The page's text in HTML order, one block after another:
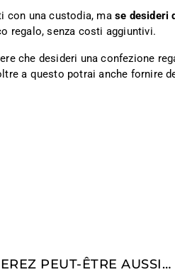
con una custodia, ma se desideri
regalo, senza costi aggiuntivi.
che desideri una confezione
a questo potrai anche fornire
PEUT-ÊTRE AUSSI…